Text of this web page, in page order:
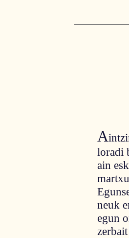
A
loradi
ain
neuk
egun